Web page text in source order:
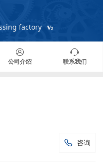
factory
公司介绍 联系我们
 咨询